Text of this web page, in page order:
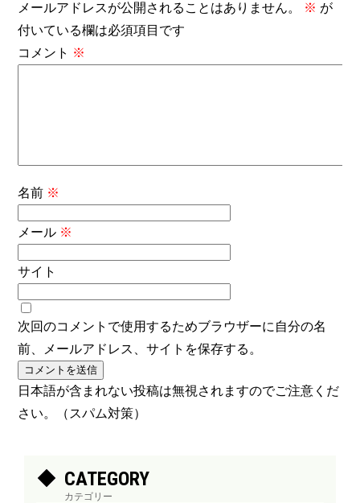
メールアドレスが公開されることはありません。 ※ が
付いている欄は必須項目です
コメント ※
名前 ※
メール ※
サイト
次回のコメントで使用するためブラウザーに自分の名
前、メールアドレス、サイトを保存する。
日本語が含まれない投稿は無視されますのでご注意くだ
さい。（スパム対策）
CATEGORY
カテゴリー